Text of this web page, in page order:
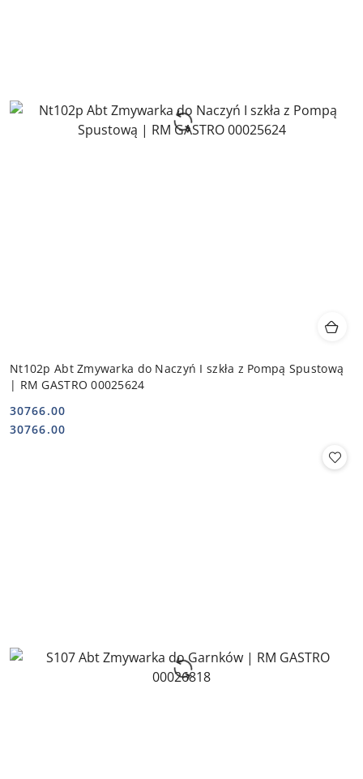
Nt102p Abt Zmywarka do Naczyń I szkła z Pompą Spustową
| RM GASTRO 00025624
Cena:
30766.00
Cena:
30766.00